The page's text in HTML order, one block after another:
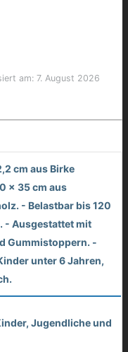
am: 7. August 2026
cm aus Birke
x 35 cm aus
- Belastbar bis 120
- Ausgestattet mit
Gummistoppern. -
unter 6 Jahren,
Jugendliche und